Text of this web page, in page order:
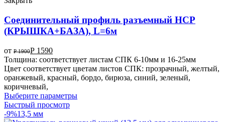
Соединительный профиль разъемный HCP
(КРЫШКА+БАЗА), L=6м
от Р1900Р 1590
Толщина: соответствует листам СПК 6-10мм и 16-25мм
Цвет соответствует цветам листов СПК: прозрачный, желтый,
оранжевый, красный, бордо, бирюза, синий, зеленый,
коричневый,
Выберите параметры
Быстрый просмотр
-9%13,5 мм